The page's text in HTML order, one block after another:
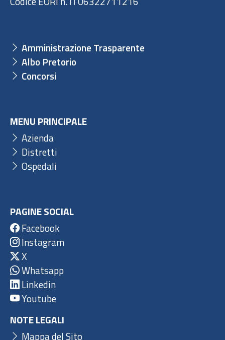
Amministrazione Trasparente
Albo Pretorio
Concorsi
MENU PRINCIPALE
Azienda
Distretti
Ospedali
PAGINE SOCIAL
Facebook
Instagram
X
Whatsapp
Linkedin
Youtube
NOTE LEGALI
Mappa del Sito